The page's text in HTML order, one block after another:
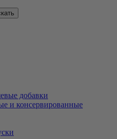
добавки
и консервированные